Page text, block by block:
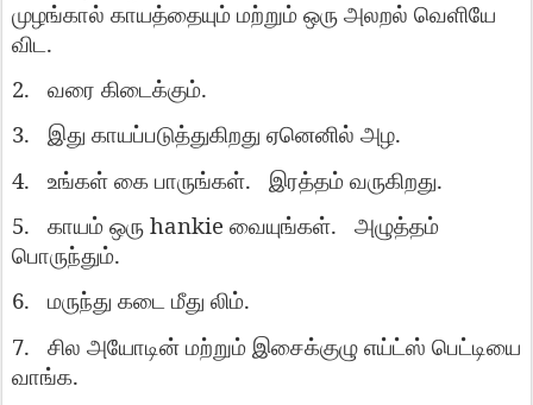
முழங்கால் காயத்தையும் மற்றும் ஒரு அலறல் வெளியே
விட .
2.
வரை கிடைக்கும்.
3.
இது காயப்படுத்துகிறது ஏனெனில் அழ.
4.
உங்கள் கை பாருங்கள். இரத்தம் வருகிறது.
5.
காயம் ஒரு hankie வையுங்கள்.
அழுத்தம்
பொருந்தும்.
6.
மருந்து கடை மீது லிம்.
7.
சில அயோடின் மற்றும் இசைக்குழு எய்ட்ஸ் பெட்டியை
வாங்க.